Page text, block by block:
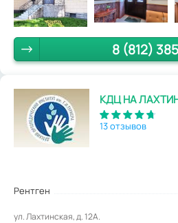
8 (812)
КДЦ НА
13 отзывов
Рентген
ул. Лахтинская, д. 12А.